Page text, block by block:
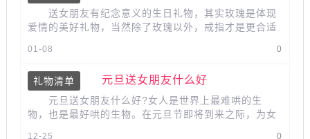
送女朋友有纪念意义的生日礼物，其实玫瑰是体现
爱情的美好礼物，当然除了玫瑰以外，戒指才是更合适
0
01-08
礼物清单 元旦送女朋友什么好
元旦送女朋友什么好?女人是世界上最难哄的生
物，也是最好哄的生物。在元旦节即将到来之际，为女
0
12-25